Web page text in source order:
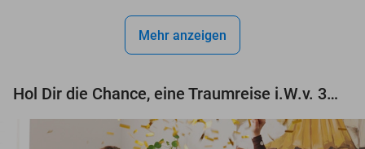
Mehr anzeigen
Hol Dir die Chance, eine Traumreise i.W.v. 3.000 € zu gewinnen!